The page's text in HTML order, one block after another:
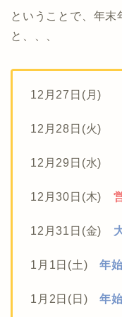
ということで、年末
と、、、
12月27日(月)
12月28日(火)
12月29日(水)
12月30日(木)
12月31日(金)
1月1日(土)年
1月2日(日)年